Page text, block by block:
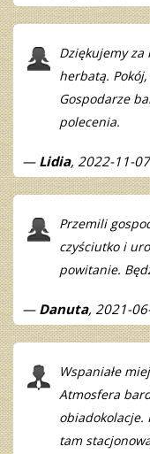
Dziękujemy za
herbatą.
Gospodarze
polecenia.
Lidia, 2022-11-07
Przemili
czyściutko i
powitanie.
Danuta, 2021-
Wspaniałe
Atmosfera
obiadokolacje.
tam